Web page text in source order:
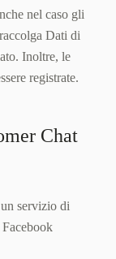
nel caso gli
Dati di
Inoltre, le
registrate.
Chat
servizio di